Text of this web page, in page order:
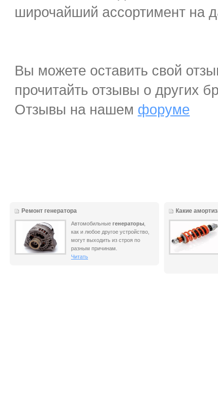
широчайший ассортимент на
Вы можете оставить свой
прочитайть отзывы о других
Отзывы на нашем форуме
Ремонт генератора
Автомобильные генераторы
как и любое другое устройство,
могут выходить из строя по
разным причинам.
Читать
Какие